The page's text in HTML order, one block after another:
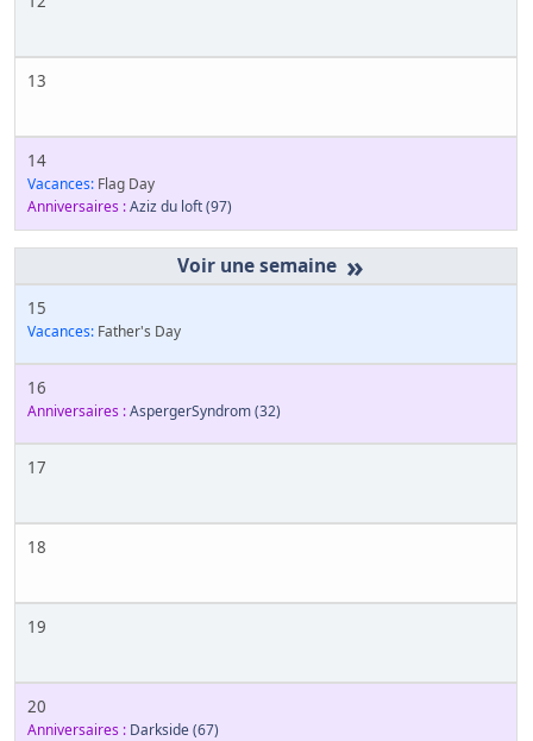
13
14
Vacances: Flag Day
Anniversaires :Aziz du loft(97)
»
15
Vacances: Father's Day
16
Anniversaires :AspergerSyndrom(32)
17
18
19
20
Anniversaires : Darkside(67)